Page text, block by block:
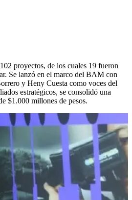
proyectos, de los cuales 19 fueron
Se lanzó en el marco del BAM con
y Heny Cuesta como voces del
estratégicos, se consolidó una
$1.000 millones de pesos.